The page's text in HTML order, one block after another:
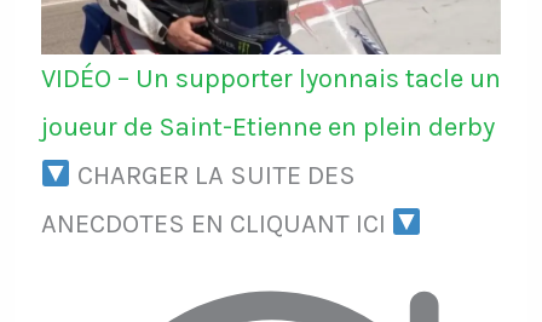
VIDÉO – Un supporter lyonnais tacle un
joueur de Saint-Etienne en plein derby
CHARGER LA SUITE DES
ANECDOTES EN CLIQUANT ICI